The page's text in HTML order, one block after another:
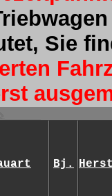
Sie
Bj.